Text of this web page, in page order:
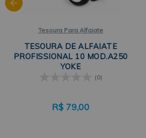
Tesoura Para Alfaiate
TESOURA DE ALFAIATE
PROFISSIONAL 10 MOD.A250
YOKE
(0)
R$ 79,00